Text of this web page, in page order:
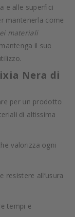
e alle superfici
mantenerla come
materiali
il suo
Nera di
per un prodotto
di altissima
valorizza ogni
resistere all’usura
tempi e